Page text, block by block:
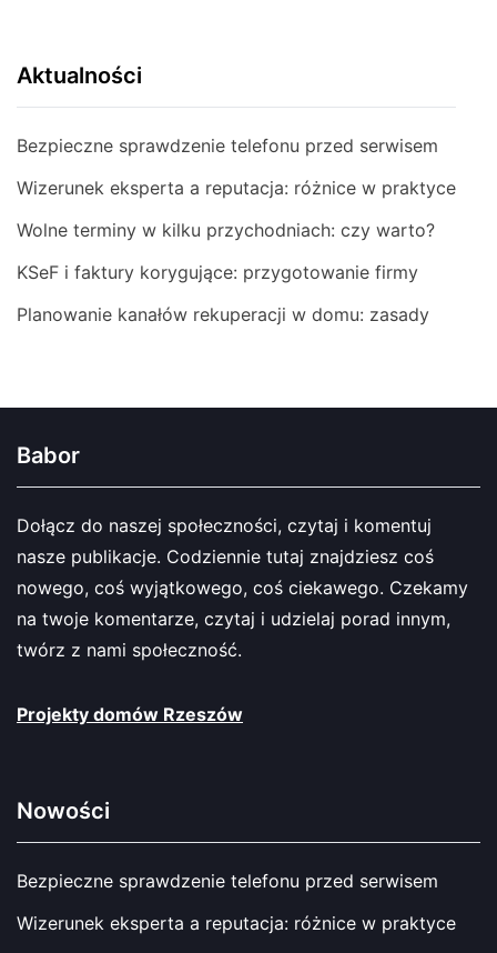
Aktualności
Bezpieczne sprawdzenie telefonu przed serwisem
Wizerunek eksperta a reputacja: różnice w praktyce
Wolne terminy w kilku przychodniach: czy warto?
KSeF i faktury korygujące: przygotowanie firmy
Planowanie kanałów rekuperacji w domu: zasady
Babor
Dołącz do naszej społeczności, czytaj i komentuj
nasze publikacje. Codziennie tutaj znajdziesz coś
nowego, coś wyjątkowego, coś ciekawego. Czekamy
na twoje komentarze, czytaj i udzielaj porad innym,
twórz z nami społeczność.
Projekty domów Rzeszów
Nowości
Bezpieczne sprawdzenie telefonu przed serwisem
Wizerunek eksperta a reputacja: różnice w praktyce